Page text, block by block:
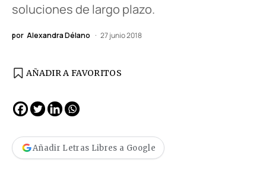
soluciones de largo plazo.
por Alexandra Délano 27 junio 2018
AÑADIR A FAVORITOS
Añadir Letras Libres a Google